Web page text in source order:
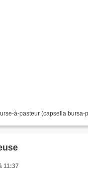
à-pasteur (capsella bursa-
11:37